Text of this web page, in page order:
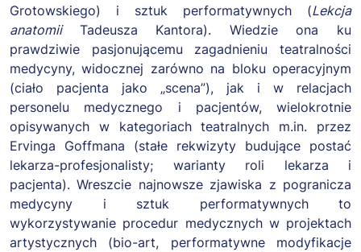
Grotowskiego) i sztuk performatywnych (Lekcja
anatomii
Tadeusza Kantora). Wiedzie ona ku
prawdziwie pasjonującemu zagadnieniu teatralności
medycyny, widocznej zarówno na bloku operacyjnym
(ciało pacjenta jako „scena”), jak i w relacjach
personelu medycznego i pacjentów, wielokrotnie
opisywanych w kategoriach teatralnych m.in. przez
Ervinga Goffmana (stałe rekwizyty budujące postać
lekarza-profesjonalisty; warianty roli lekarza i
pacjenta). Wreszcie najnowsze zjawiska z pogranicza
medycyny i sztuk performatywnych to
wykorzystywanie procedur medycznych w projektach
artystycznych (bio-art, performatywne modyfikacje